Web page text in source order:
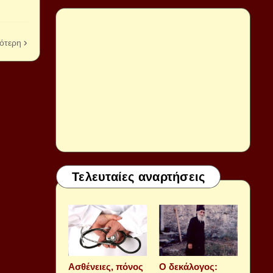
Τελευταίες αναρτήσεις
Aσθένειες, πόνος
Ο δεκάλογος: